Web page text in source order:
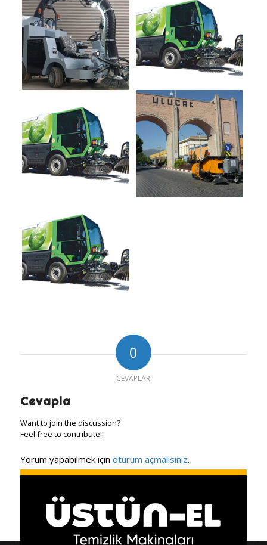
0
CEVAPLAR
Cevapla
Want to join the discussion?
Feel free to contribute!
Yorum yapabilmek için oturum açmalısınız.